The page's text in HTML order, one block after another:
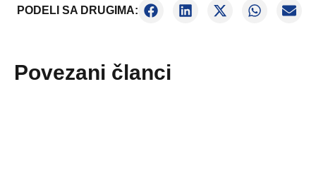
PODELI SA DRUGIMA:
Povezani članci